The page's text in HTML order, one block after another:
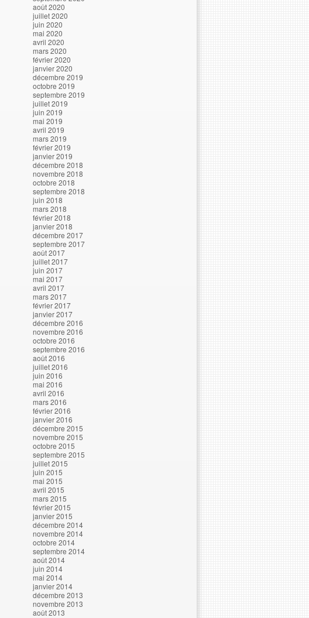
août 2020
juillet 2020
juin 2020
mai 2020
avril 2020
mars 2020
février 2020
janvier 2020
décembre 2019
octobre 2019
septembre 2019
juillet 2019
juin 2019
mai 2019
avril 2019
mars 2019
février 2019
janvier 2019
décembre 2018
novembre 2018
octobre 2018
septembre 2018
juin 2018
mars 2018
février 2018
janvier 2018
décembre 2017
septembre 2017
août 2017
juillet 2017
juin 2017
mai 2017
avril 2017
mars 2017
février 2017
janvier 2017
décembre 2016
novembre 2016
octobre 2016
septembre 2016
août 2016
juillet 2016
juin 2016
mai 2016
avril 2016
mars 2016
février 2016
janvier 2016
décembre 2015
novembre 2015
octobre 2015
septembre 2015
juillet 2015
juin 2015
mai 2015
avril 2015
mars 2015
février 2015
janvier 2015
décembre 2014
novembre 2014
octobre 2014
septembre 2014
août 2014
juin 2014
mai 2014
janvier 2014
décembre 2013
novembre 2013
août 2013